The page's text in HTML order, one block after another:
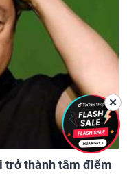
trở thành tâm điểm
✕